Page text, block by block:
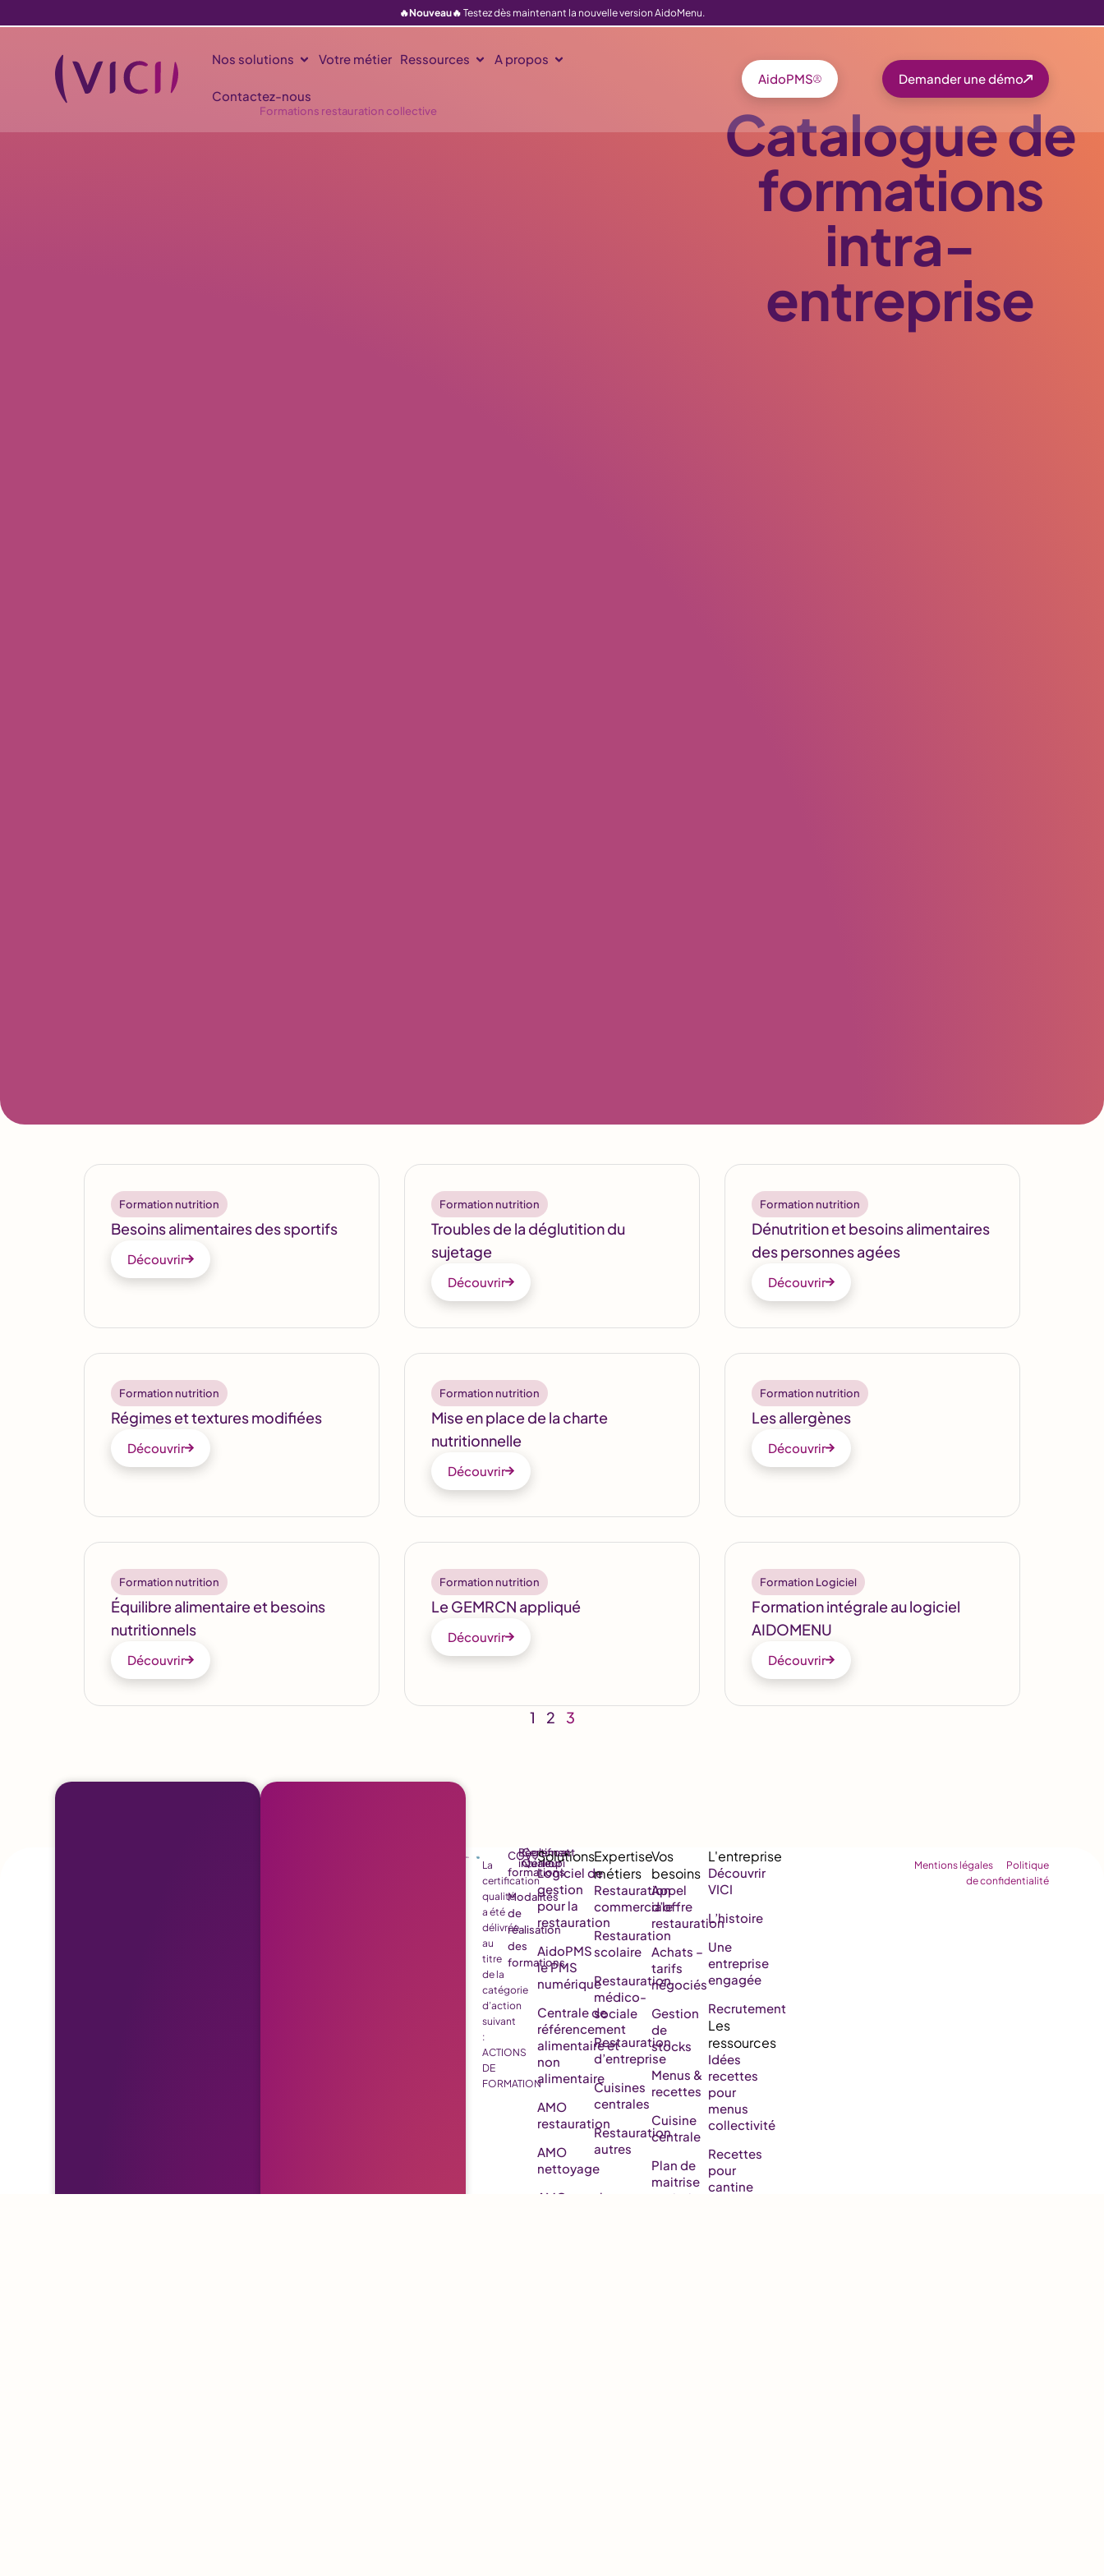
🔥Nouveau🔥 Testez dès maintenant la nouvelle version AidoMenu.
Nos solutions Votre métier Ressources A propos
Contactez-nous
AidoPMS Demander une démo
Formations restauration collective Catalogue de
formations
intra-
entreprise
Formation nutrition
Besoins alimentaires des sportifs
Découvrir
Formation nutrition
Troubles de la déglutition du
sujetage
Découvrir
Formation nutrition
Dénutrition et besoins alimentaires
des personnes agées
Découvrir
Formation nutrition
Régimes et textures modifiées
Découvrir
Formation nutrition
Mise en place de la charte
nutritionnelle
Découvrir
Formation nutrition
Les allergènes
Découvrir
Formation nutrition
Équilibre alimentaire et besoins
nutritionnels
Découvrir
Formation nutrition
Le GEMRCN appliqué
Découvrir
Formation Logiciel
Formation intégrale au logiciel
AIDOMENU
Découvrir
1 2 3
La
certification
qualité
a été
délivrée
au
titre
de la
catégorie
d’action
suivant
:
ACTIONS
DE
FORMATION
CGV
formations
Modalités
de
réalisation
des
formations
Règlement
intérieur
Certificat
Qualiopi
Logiciel de
gestion
pour la
restauration
AidoPMS
le PMS
numérique
Centrale de
référencement
alimentaire et
non
alimentaire
AMO
restauration
AMO
nettoyage
AMO pour la
Restauration
commerciale
Restauration
scolaire
Restauration
médico-
sociale
Restauration
d’entreprise
Cuisines
centrales
Restauration
autres
Appel
d’offre
restauration
Achats –
tarifs
négociés
Gestion
de
stocks
Menus &
recettes
Cuisine
centrale
Plan de
maitrise
sanitaire
Découvrir
VICI
L’histoire
Une
entreprise
engagée
Recrutement
Idées
recettes
pour
menus
collectivité
Recettes
pour
cantine
Mentions légales
Politique
de confidentialité